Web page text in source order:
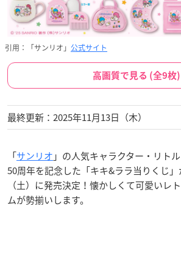
引用：「サンリオ」 公式サイト
高画質で見る (全9枚)
最終更新：2025年11月13日（木）
「サンリオ 」の人気キャラクター・リト
50周年を記念した「キキ&ララ当りくじ」
（土）に発売決定！懐かしくて可愛いレ
ムが勢揃いします。